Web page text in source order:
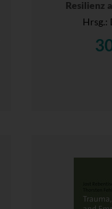
Resilienz
Hrsg.: